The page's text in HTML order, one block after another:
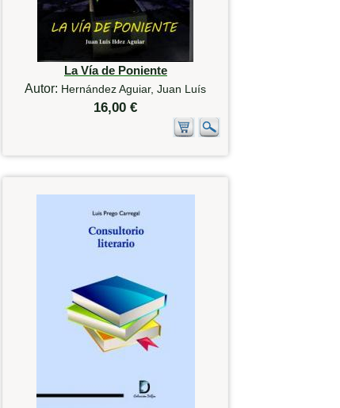
La Vía de Poniente
Autor: Hernández Aguiar, Juan Luís
16,00 €